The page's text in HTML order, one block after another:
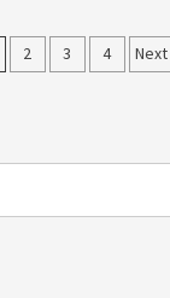
2 3 4 Next